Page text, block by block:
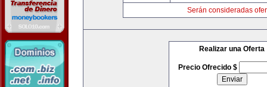
Serán consideradas
Realizar una Oferta
Precio Ofrecido $